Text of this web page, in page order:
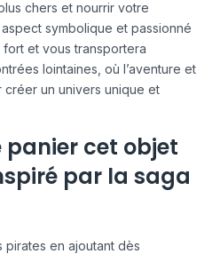
chers et nourrir votre
symbolique et passionné
et vous transportera
lointaines, où l’aventure et
créer un univers unique et
panier cet objet
par la saga
pirates en ajoutant dès